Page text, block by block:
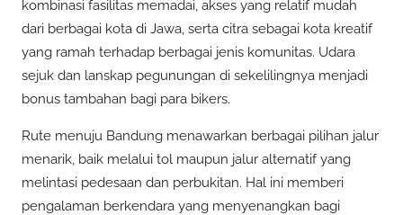
kombinasi fasilitas memadai, akses yang relatif mudah
dari berbagai kota di Jawa, serta citra sebagai kota kreatif
yang ramah terhadap berbagai jenis komunitas. Udara
sejuk dan lanskap pegunungan di sekelilingnya menjadi
bonus tambahan bagi para bikers.
Rute menuju Bandung menawarkan berbagai pilihan jalur
menarik, baik melalui tol maupun jalur alternatif yang
melintasi pedesaan dan perbukitan. Hal ini memberi
pengalaman berkendara yang menyenangkan bagi